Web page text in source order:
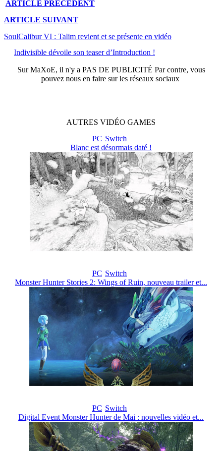
ARTICLE PRÉCÉDENT
ARTICLE SUIVANT
SoulCalibur VI : Talim revient et se présente en vidéo
Indivisible dévoile son teaser d’Introduction !
SurMaXoE, il n'y a PAS DE PUBLICITÉ Par contre, vous
pouvez nous en faire sur les réseaux sociaux
AUTRES VIDÉO GAMES
PC Switch
Blanc est désormais daté !
PC Switch
Monster Hunter Stories 2: Wings of Ruin, nouveau trailer et...
PC Switch
Digital Event Monster Hunter de Mai : nouvelles vidéo et...